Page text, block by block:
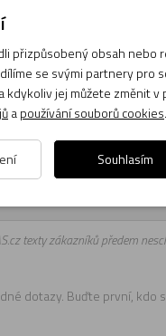
na Vaše dotazy (pondělí
texty zákazníků předem
dotazy. Buďte první, kdo
přizpůsobený obsah nebo
se svými partnery pro
jej můžete změnit v
apoužívání souborů cookies.
Souhlasím